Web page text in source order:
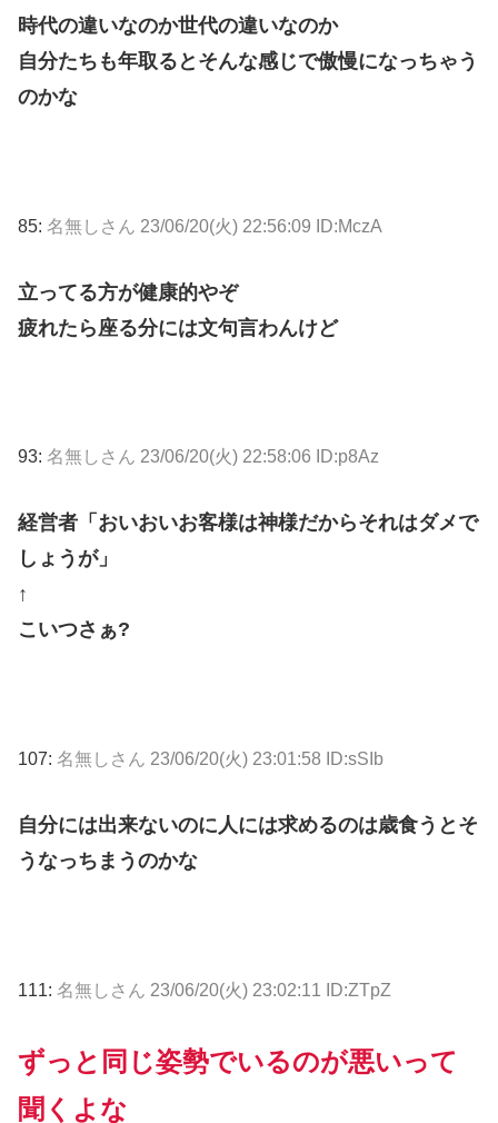
時代の違いなのか世代の違いなのか
自分たちも年取るとそんな感じで傲慢になっちゃう
のかな
85: 名無しさん 23/06/20(火) 22:56:09 ID:MczA
立ってる方が健康的やぞ
疲れたら座る分には文句言わんけど
93: 名無しさん 23/06/20(火) 22:58:06 ID:p8Az
経営者「おいおいお客様は神様だからそれはダメで
しょうが」
↑
こいつさぁ?
107: 名無しさん 23/06/20(火) 23:01:58 ID:sSIb
自分には出来ないのに人には求めるのは歳食うとそ
うなっちまうのかな
111: 名無しさん 23/06/20(火) 23:02:11 ID:ZTpZ
ずっと同じ姿勢でいるのが悪いって
聞くよな